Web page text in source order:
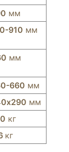
мм
910 мм
мм
660 мм
мм
кг
кг